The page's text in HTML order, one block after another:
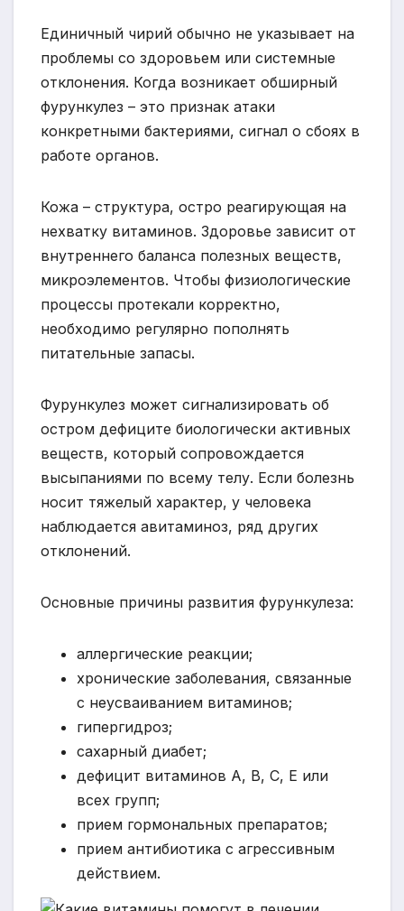
Единичный чирий обычно не указывает на
проблемы со здоровьем или системные
отклонения. Когда возникает обширный
фурункулез – это признак атаки
конкретными бактериями, сигнал о сбоях в
работе органов.
Кожа – структура, остро реагирующая на
нехватку витаминов. Здоровье зависит от
внутреннего баланса полезных веществ,
микроэлементов. Чтобы физиологические
процессы протекали корректно,
необходимо регулярно пополнять
питательные запасы.
Фурункулез может сигнализировать об
остром дефиците биологически активных
веществ, который сопровождается
высыпаниями по всему телу. Если болезнь
носит тяжелый характер, у человека
наблюдается авитаминоз, ряд других
отклонений.
Основные причины развития фурункулеза:
аллергические реакции;
хронические заболевания, связанные
с неусваиванием витаминов;
гипергидроз;
сахарный диабет;
дефицит витаминов А, В, С, Е или
всех групп;
прием гормональных препаратов;
прием антибиотика с агрессивным
действием.